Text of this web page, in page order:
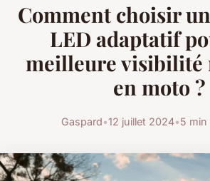
Comment choisir
LED adaptatif
meilleure visibilité
en moto ?
Gaspard•12 juillet 2024•5 min